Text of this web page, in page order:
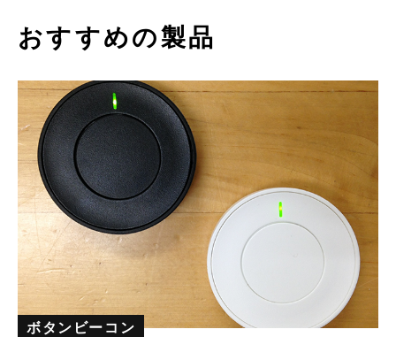
おすすめの製品
ボタンビーコン